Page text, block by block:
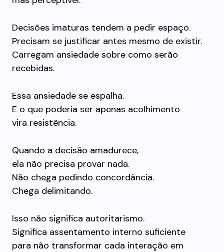
Decisões imaturas tendem a pedir espaço.
Precisam se justificar antes mesmo de existir.
Carregam ansiedade sobre como serão
recebidas.
Essa ansiedade se espalha.
E o que poderia ser apenas acolhimento
vira resistência.
Quando a decisão amadurece,
ela não precisa provar nada.
Não chega pedindo concordância.
Chega delimitando.
Isso não significa autoritarismo.
Significa assentamento interno suficiente
para não transformar cada interação em